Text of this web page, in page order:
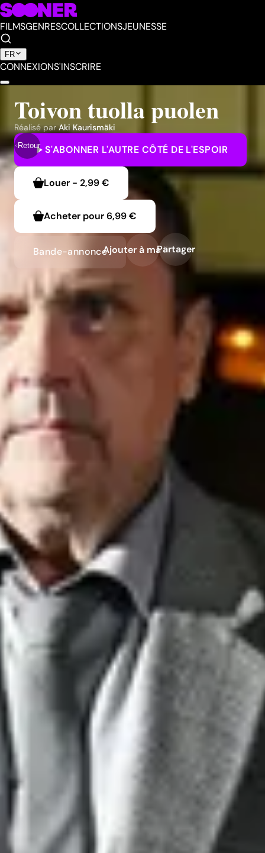
FILMSGENRESCOLLECTIONSJEUNESSE
FR
CONNEXIONS'INSCRIRE
Retour
Toivon tuolla puolen
Réalisé par Aki Kaurismäki
S'ABONNER L'AUTRE CÔTÉ DE L'ESPOIR
Louer - 2,99 €
Acheter pour6,99 €
Bande-annonceAjouter à ma liste
Partager